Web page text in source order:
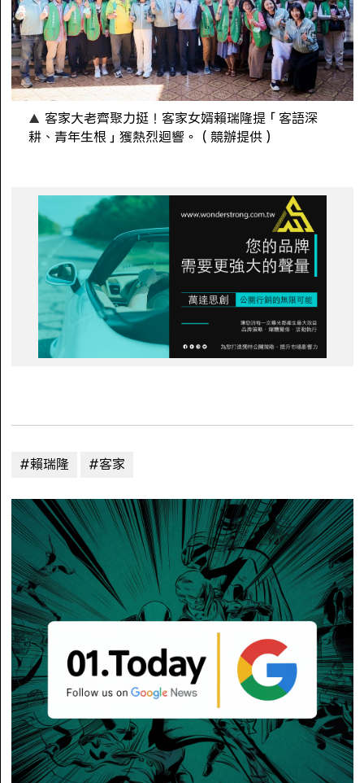
客家大老齊聚力挺！客家女婿賴瑞隆提「客語深
耕、青年生根」獲熱烈迴響。（競辦提供）
#賴瑞隆 #客家